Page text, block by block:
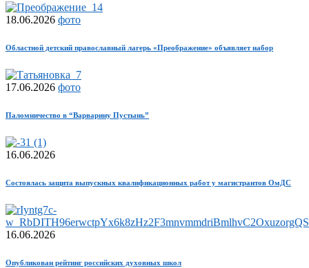
18.06.2026 фото
Областной детский православный лагерь «Преображение» объявляет набор
17.06.2026 фото
Паломничество в “Варварину Пустынь”
16.06.2026
Состоялась защита выпускных квалификационных работ у магистрантов ОмДС
16.06.2026
Опубликован рейтинг российских духовных школ